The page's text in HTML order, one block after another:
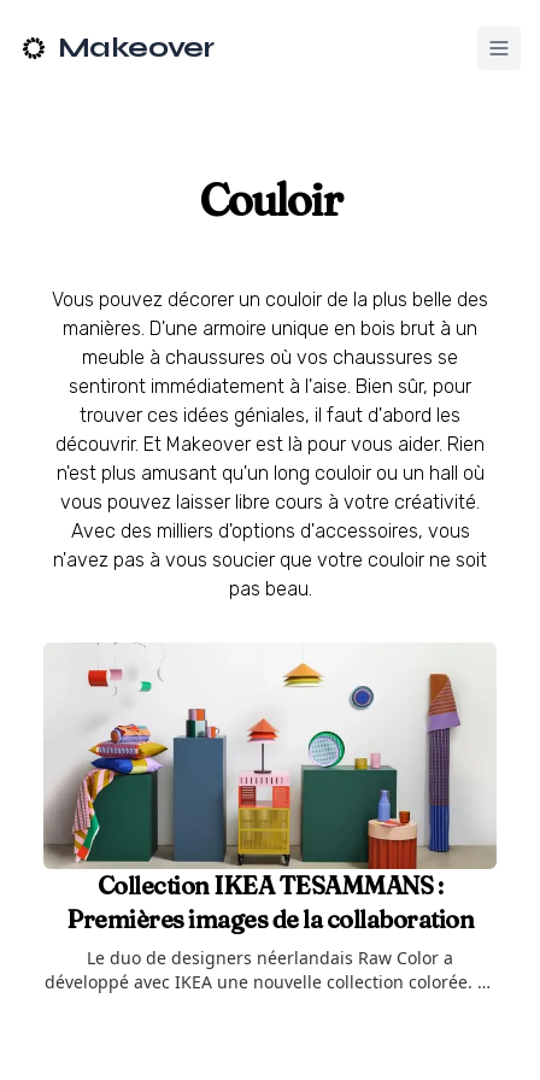
Makeover
Couloir
Vous pouvez décorer un couloir de la plus belle des
manières. D'une armoire unique en bois brut à un
meuble à chaussures où vos chaussures se
sentiront immédiatement à l'aise. Bien sûr, pour
trouver ces idées géniales, il faut d'abord les
découvrir. Et Makeover est là pour vous aider. Rien
n'est plus amusant qu'un long couloir ou un hall où
vous pouvez laisser libre cours à votre créativité.
Avec des milliers d'options d'accessoires, vous
n'avez pas à vous soucier que votre couloir ne soit
pas beau.
Collection IKEA TESAMMANS :
Premières images de la collaboration
Le duo de designers néerlandais Raw Color a
développé avec IKEA une nouvelle collection colorée. La